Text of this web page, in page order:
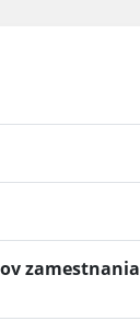
zamestnania